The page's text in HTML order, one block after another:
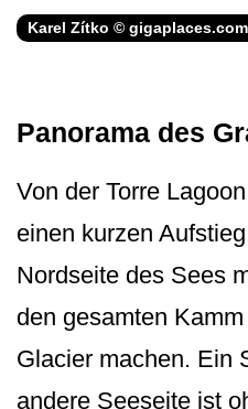
Karel Zítko © gigaplaces.com
Panorama des
Von der Torre
einen kurzen
Nordseite des Sees
den gesamten
Glacier machen. Ein
andere Seeseite ist